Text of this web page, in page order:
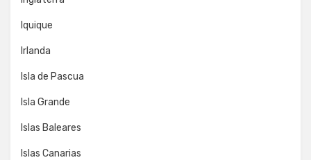
Iquique
Irlanda
Isla de Pascua
Isla Grande
Islas Baleares
Islas Canarias